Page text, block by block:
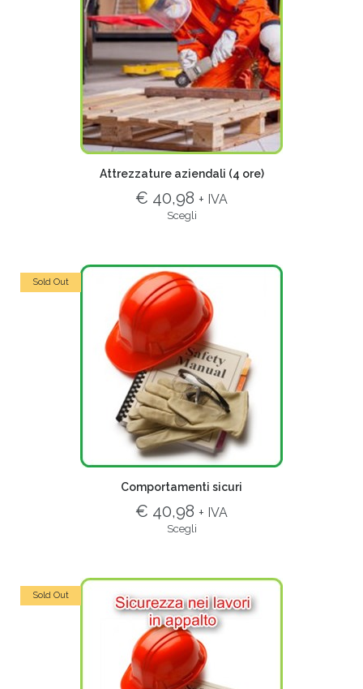
Attrezzature aziendali (4 ore)
€ 40,98 + IVA
Scegli
Sold Out
Comportamenti sicuri
€ 40,98 + IVA
Scegli
Sold Out